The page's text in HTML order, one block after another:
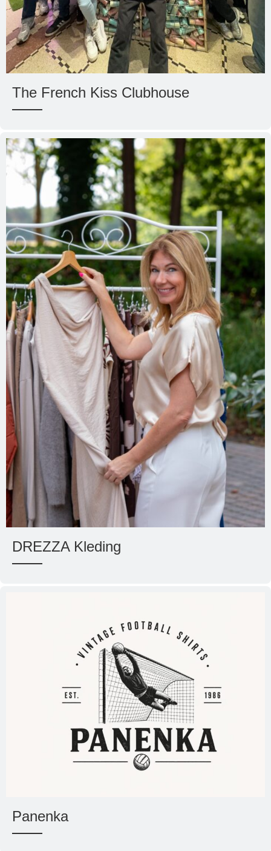
The French Kiss Clubhouse
DREZZA Kleding
Panenka